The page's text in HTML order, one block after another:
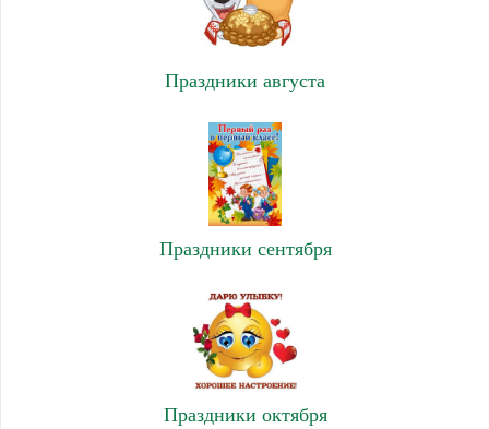
Праздники августа
Праздники сентября
Праздники октября